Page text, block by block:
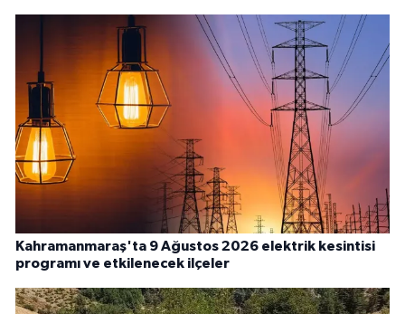
Kahramanmaraş'ta 9 Ağustos 2026 elektrik kesintisi
programı ve etkilenecek ilçeler